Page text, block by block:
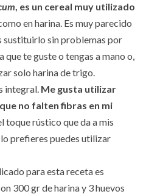
, es un cereal muy utilizado
en harina. Es muy parecido
sustituirlo sin problemas por
te guste o tengas a mano o,
solo harina de trigo.
integral. Me gusta utilizar
no falten fibras en mi
toque rústico que da a mis
lo prefieres puedes utilizar
para esta receta es
300 gr de harina y 3 huevos